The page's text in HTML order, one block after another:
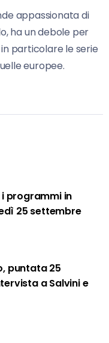
appassionata di
ha un debole per
particolare le serie
europee.
programmi in
25 settembre
puntata 25
a Salvini e